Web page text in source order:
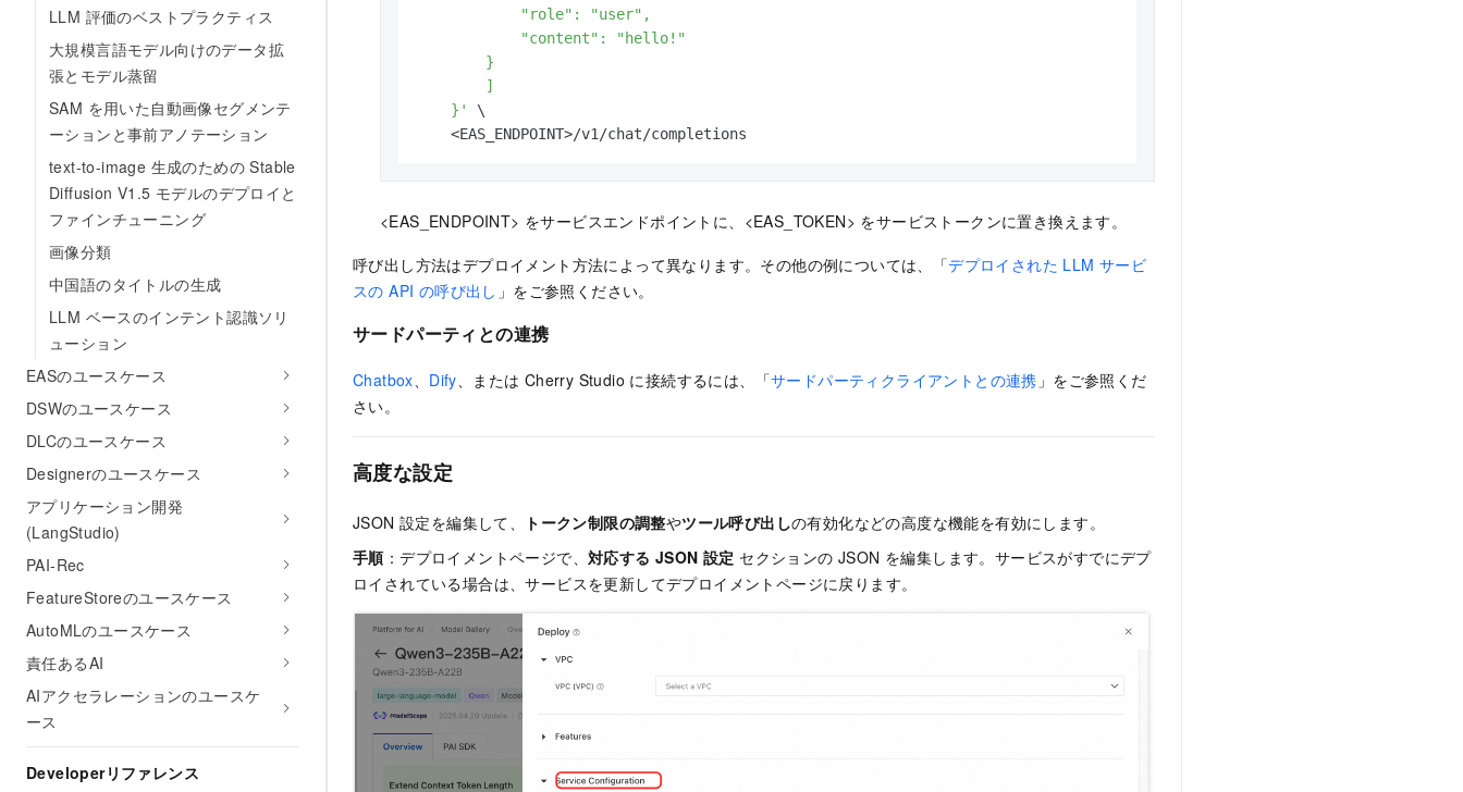
LLM 評価のベストプラクティス
大規模言語モデル向けのデータ拡
張とモデル蒸留
SAM を用いた自動画像セグメンテ
ーションと事前アノテーション
text-to-image 生成のための Stable
Diffusion V1.5 モデルのデプロイと
ファインチューニング
画像分類
中国語のタイトルの生成
LLM ベースのインテント認識ソリ
ューション
EASのユースケース
DSWのユースケース
DLCのユースケース
Designerのユースケース
アプリケーション開発
(LangStudio)
PAI-Rec
FeatureStoreのユースケース
AutoMLのユースケース
責任あるAI
AIアクセラレーションのユースケ
ース
Developerリファレンス
            "role": "user",
            "content": "hello!"
        }
        ]
    }'
\
    <EAS_ENDPOINT>/v1/chat/completions
<EAS_ENDPOINT> をサービスエンドポイントに、<EAS_TOKEN> をサービストークンに置き換えます。
呼び出し方法はデプロイメント方法によって異なります。その他の例については、「デプロイされた LLM サービ
スの API の呼び出し 」をご参照ください。
サードパーティとの連携
Chatbox Dify 、または Cherry Studio に接続するには、「サードパーティクライアントとの連携 」をご参照くだ
さい。
高度な設定
JSON 設定を編集して、 トークン制限の調整やツール呼び出しの有効化などの高度な機能を有効にします。
手順：デプロイメントページで、対応する JSON 設定 セクションの JSON を編集します。サービスがすでにデプ
ロイされている場合は、サービスを更新してデプロイメントページに戻ります。